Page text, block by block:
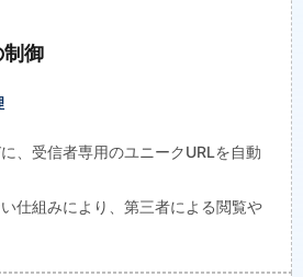
制御
、受信者専用のユニークURLを自動
仕組みにより、第三者による閲覧や